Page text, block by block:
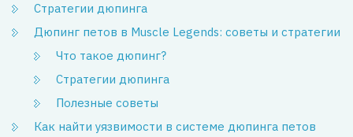
Стратегии дюпинга
Дюпинг петов в Muscle Legends: советы и стратегии
Что такое дюпинг?
Стратегии дюпинга
Полезные советы
Как найти уязвимости в системе дюпинга петов